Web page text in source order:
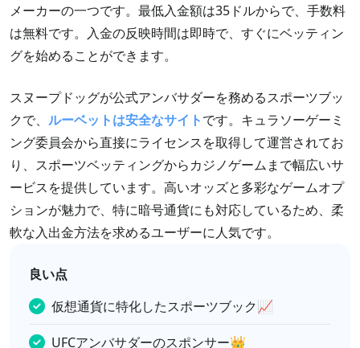
メーカーの一つです。最低入金額は35ドルからで、手数料
は無料です。入金の反映時間は即時で、すぐにベッティン
グを始めることができます。
スヌープドッグが公式アンバサダーを務めるスポーツブッ
クで、 ルーベットは安全なサイトです。キュラソーゲーミ
ング委員会から直接にライセンスを取得して運営されてお
り、スポーツベッティングからカジノゲームまで幅広いサ
ービスを提供しています。高いオッズと多彩なゲームオプ
ションが魅力で、特に暗号通貨にも対応しているため、柔
軟な入出金方法を求めるユーザーに人気です。
良い点
仮想通貨に特化したスポーツブック📈
UFCアンバサダーのスポンサー👑